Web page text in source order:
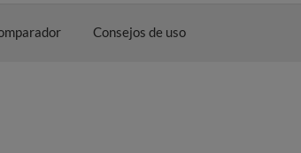
Consejos de uso